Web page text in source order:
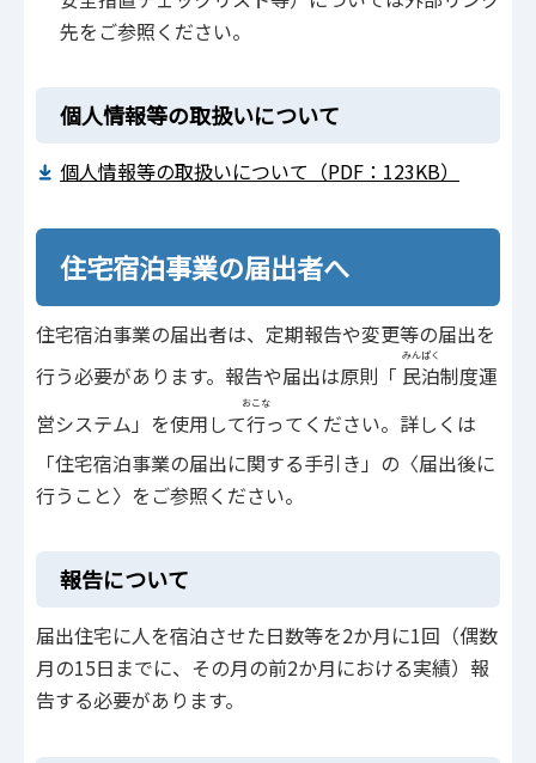
先をご参照ください。
個人情報等の取扱いについて
個人情報等の取扱いについて（PDF：123KB）
住宅宿泊事業の届出者へ
住宅宿泊事業の届出者は、定期報告や変更等の届出を
行う必要があります。報告や届出は原則「 民泊
みんぱく
制度運
営システム」を使用して行
おこな
ってください。詳しくは
「住宅宿泊事業の届出に関する手引き」の〈届出後に
行うこと〉をご参照ください。
報告について
届出住宅に人を宿泊させた日数等を2か月に1回（偶数
月の15日までに、その月の前2か月における実績）報
告する必要があります。